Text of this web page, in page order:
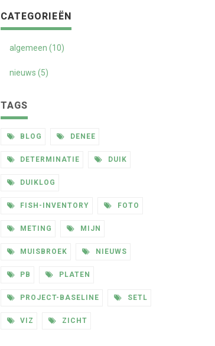
CATEGORIEËN
algemeen (10)
nieuws (5)
TAGS
BLOG DENEE
DETERMINATIE DUIK
DUIKLOG
FISH-INVENTORY FOTO
METING MIJN
MUISBROEK NIEUWS
PB PLATEN
PROJECT-BASELINE SETL
VIZ ZICHT